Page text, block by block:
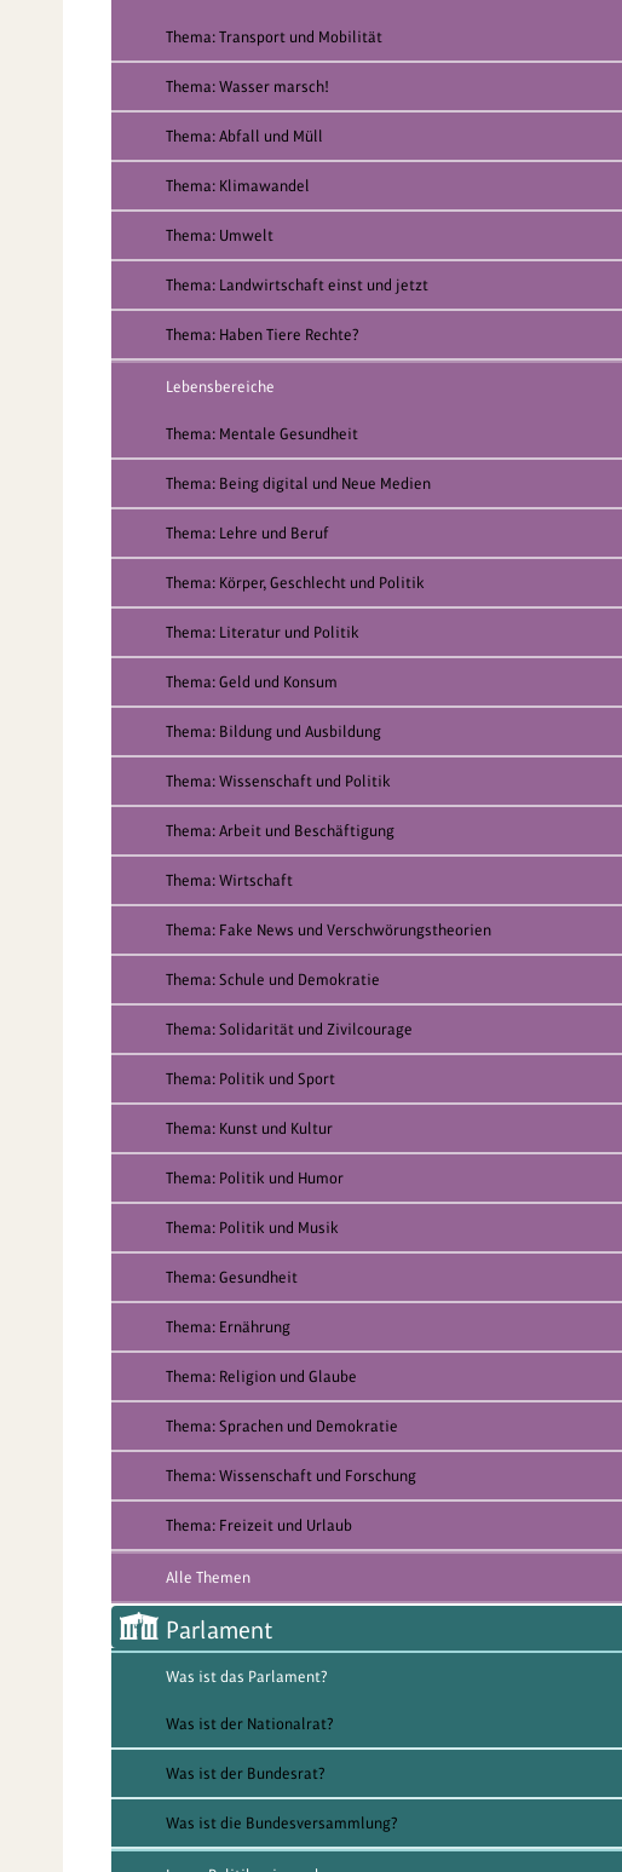
Thema: Transport und Mobilität
Thema: Wasser marsch!
Thema: Abfall und Müll
Thema: Klimawandel
Thema: Umwelt
Thema: Landwirtschaft einst und jetzt
Thema: Haben Tiere Rechte?
Lebensbereiche
Thema: Mentale Gesundheit
Thema: Being digital und Neue Medien
Thema: Lehre und Beruf
Thema: Körper, Geschlecht und Politik
Thema: Literatur und Politik
Thema: Geld und Konsum
Thema: Bildung und Ausbildung
Thema: Wissenschaft und Politik
Thema: Arbeit und Beschäftigung
Thema: Wirtschaft
Thema: Fake News und Verschwörungstheorien
Thema: Schule und Demokratie
Thema: Solidarität und Zivilcourage
Thema: Politik und Sport
Thema: Kunst und Kultur
Thema: Politik und Humor
Thema: Politik und Musik
Thema: Gesundheit
Thema: Ernährung
Thema: Religion und Glaube
Thema: Sprachen und Demokratie
Thema: Wissenschaft und Forschung
Thema: Freizeit und Urlaub
Alle Themen
Parlament
Was ist das Parlament?
Was ist der Nationalrat?
Was ist der Bundesrat?
Was ist die Bundesversammlung?